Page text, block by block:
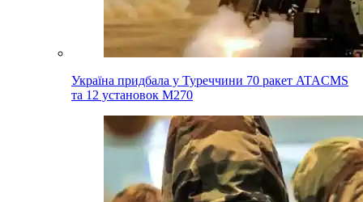
Україна придбала у Туреччини 70 ракет ATACMS
та 12 установок M270